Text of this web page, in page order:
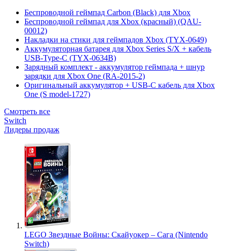
Беспроводной геймпад Carbon (Black) для Xbox
Беспроводной геймпад для Xbox (красный) (QAU-
00012)
Накладки на стики для геймпадов Xbox (TYX-0649)
Аккумуляторная батарея для Xbox Series S/X + кабель
USB-Type-C (TYX-0634B)
Зарядный комплект - аккумулятор геймпада + шнур
зарядки для Xbox One (RA-2015-2)
Оригинальный аккумулятор + USB-C кабель для Xbox
One (S model-1727)
Смотреть все
Switch
Лидеры продаж
LEGO Звездные Войны: Скайуокер – Сага (Nintendo
Switch)